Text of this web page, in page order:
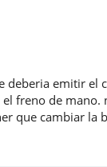
emitir
freno de
que cambiar la